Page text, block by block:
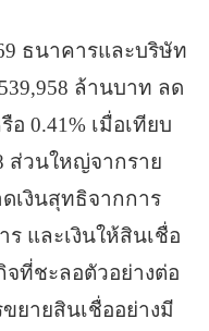
ธนาคารและบริษัท
ล้านบาท ลด
0.41% เมื่อเทียบ
ส่วนใหญ่จากราย
เงินสุทธิจากการ
และเงินให้สินเชื่อ
จที่ชะลอตัวอย่างต่อ
ยายสินเชื่ออย่างมี